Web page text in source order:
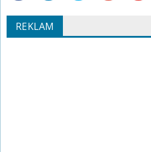
REKLAM